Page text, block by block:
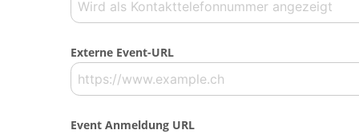
Externe Event-URL
Event Anmeldung URL